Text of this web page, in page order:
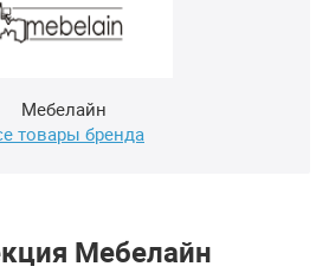
Мебелайн
товары бренда
Мебелайн